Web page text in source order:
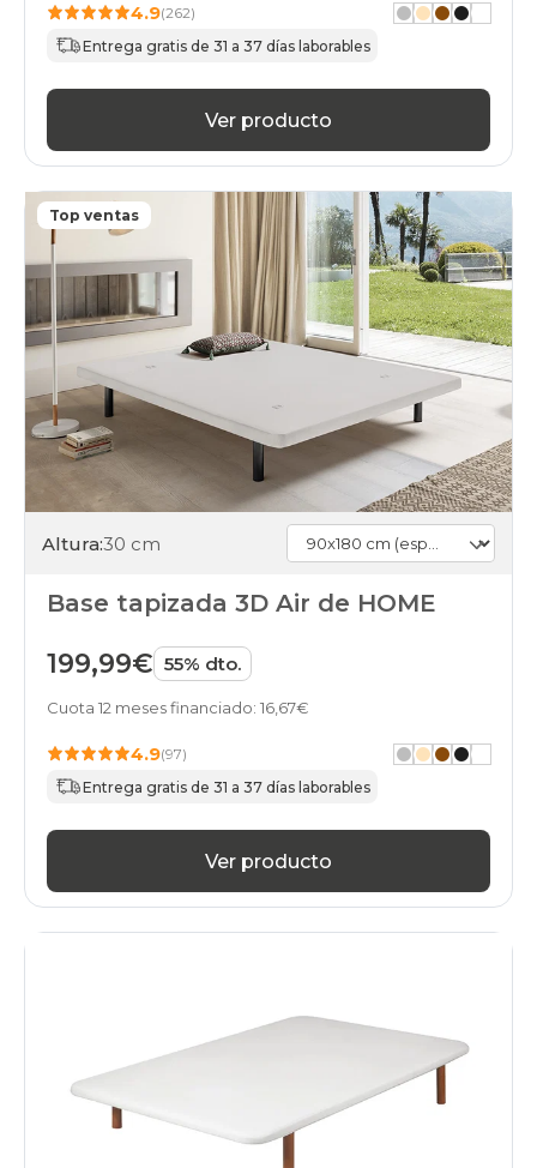
4.9(262)
Entrega gratis de 31 a 37 días laborables
Ver producto
Top ventas
Altura:30 cm
Base tapizada 3D Air de HOME
199,99€ 55% dto.
Cuota 12 meses financiado: 16,67€
4.9(97)
Entrega gratis de 31 a 37 días laborables
Ver producto